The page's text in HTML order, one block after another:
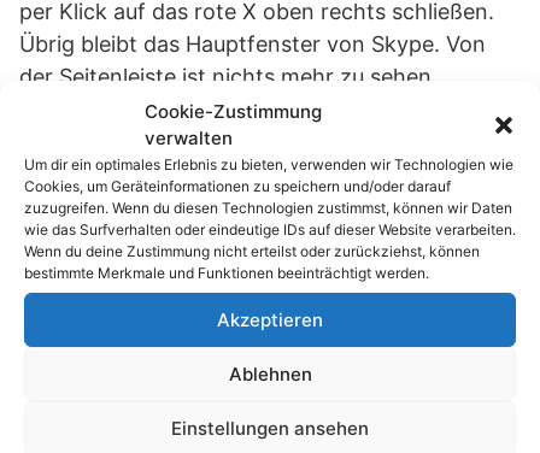
per Klick auf das rote X oben rechts schließen.
Übrig bleibt das Hauptfenster von Skype. Von
der Seitenleiste ist nichts mehr zu sehen.
Cookie-Zustimmung
verwalten
Um dir ein optimales Erlebnis zu bieten, verwenden wir Technologien wie
Cookies, um Geräteinformationen zu speichern und/oder darauf
zuzugreifen. Wenn du diesen Technologien zustimmst, können wir Daten
wie das Surfverhalten oder eindeutige IDs auf dieser Website verarbeiten.
Wenn du deine Zustimmung nicht erteilst oder zurückziehst, können
bestimmte Merkmale und Funktionen beeinträchtigt werden.
Akzeptieren
Ablehnen
Einstellungen ansehen